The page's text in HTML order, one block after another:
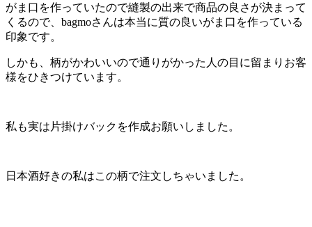
がま口を作っていたので縫製の出来で商品の良さが決まって
くるので、bagmoさんは本当に質の良いがま口を作っている
印象です。
しかも、柄がかわいいので通りがかった人の目に留まりお客
様をひきつけています。
私も実は片掛けバックを作成お願いしました。
日本酒好きの私はこの柄で注文しちゃいました。